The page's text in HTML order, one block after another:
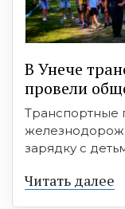
В Унече
провели
Транспортные
зарядку с
Читать далее